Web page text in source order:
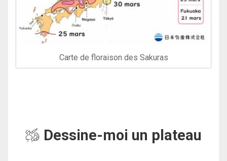
Carte de floraison des Sakuras
Dessine-moi un plateau